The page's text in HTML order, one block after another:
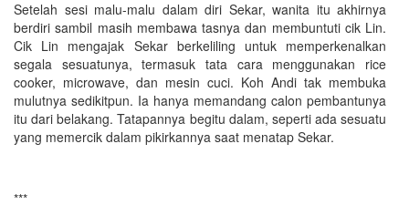
Setelah sesi malu-malu dalam diri Sekar, wanita itu akhirnya
berdiri sambil masih membawa tasnya dan membuntuti cik Lin.
Cik Lin mengajak Sekar berkeliling untuk memperkenalkan
segala sesuatunya, termasuk tata cara menggunakan rice
cooker, microwave, dan mesin cuci. Koh Andi tak membuka
mulutnya sedikitpun. Ia hanya memandang calon pembantunya
itu dari belakang. Tatapannya begitu dalam, seperti ada sesuatu
yang memercik dalam pikirkannya saat menatap Sekar.
***